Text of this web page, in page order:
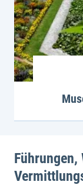
Führungen,